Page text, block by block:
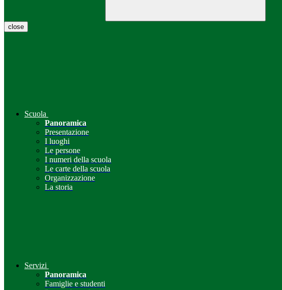
close
Scuola
Panoramica
Presentazione
I luoghi
Le persone
I numeri della scuola
Le carte della scuola
Organizzazione
La storia
Servizi
Panoramica
Famiglie e studenti